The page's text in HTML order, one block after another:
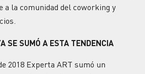
la comunidad del coworking y
SE SUMÓ A ESTA TENDENCIA
2018 Experta ART sumó un